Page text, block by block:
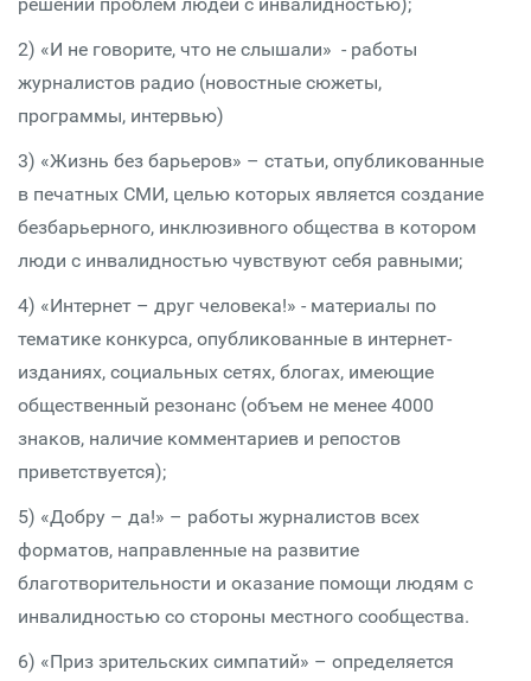
2) «И не говорите, что не слышали» ­ - работы
журналистов радио (новостные сюжеты,
программы, интервью)
3) «Жизнь без барьеров» – статьи, опубликованные
в печатных СМИ, целью которых является создание
безбарьерного, инклюзивного общества в котором
люди с инвалидностью чувствуют себя равными;
4) «Интернет – друг человека!» - материалы по
тематике конкурса, опубликованные в интернет-
изданиях, социальных сетях, блогах, имеющие
общественный резонанс (объем не менее 4000
знаков, наличие комментариев и репостов
приветствуется);
5) «Добру – да!» – работы журналистов всех
форматов, направленные на развитие
благотворительности и оказание помощи людям с
инвалидностью со стороны местного сообщества.
6) «Приз зрительских симпатий» – определяется